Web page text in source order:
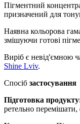
Пігментний
призначений для
Наявна кольорова
змішуючи готові
Виріб є невід'ємною
Shine Lviv.
Спосіб застосування
Підготовка
ретельно